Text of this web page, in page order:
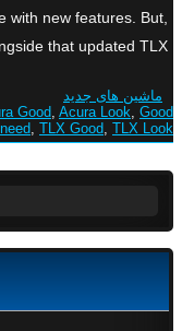
with new features. But,
that updated TLX, […]
ماشین های جدید
Good, Acura Look, Good
need, TLX Good, TLX Look